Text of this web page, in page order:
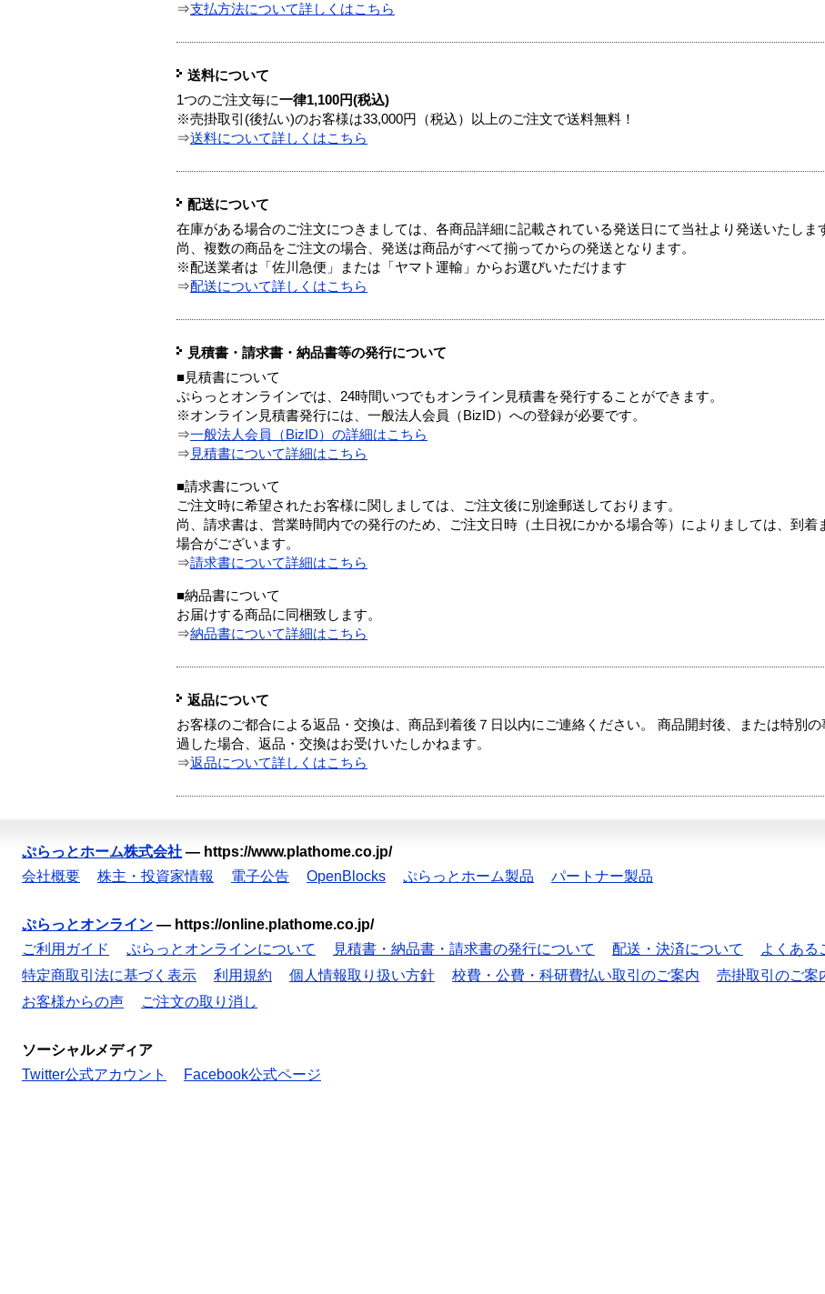
⇒支払方法について詳しくはこちら
送料について
1つのご注文毎に一律1,100円(税込)
※売掛取引(後払い)のお客様は33,000円（税込）以上のご注文で送料無料！
⇒送料について詳しくはこちら
配送について
在庫がある場合のご注文につきましては、各商品詳細に記載されている発送日にて当社より発送いたしま
尚、複数の商品をご注文の場合、発送は商品がすべて揃ってからの発送となります。
※配送業者は「佐川急便」または「ヤマト運輸」からお選びいただけます
⇒配送について詳しくはこちら
見積書・請求書・納品書等の発行について
■見積書について
ぷらっとオンラインでは、24時間いつでもオンライン見積書を発行することができます。
※オンライン見積書発行には、一般法人会員（BizID）への登録が必要です。
⇒一般法人会員（BizID）の詳細はこちら
⇒ 見積書について詳細はこちら
■請求書について
ご注文時に希望されたお客様に関しましては、ご注文後に別途郵送しております。
尚、請求書は、営業時間内での発行のため、ご注文日時（土日祝にかかる場合等）によりましては、到着
場合がございます。
⇒請求書について詳細はこちら
■納品書について
お届けする商品に同梱致します。
⇒納品書について詳細はこちら
返品について
お客様のご都合による返品・交換は、商品到着後７日以内にご連絡ください。 商品開封後、または特別
過した場合、返品・交換はお受けいたしかねます。
⇒返品について詳しくはこちら
ぷらっとホーム株式会社 — https://www.plathome.co.jp/
会社概要
株主・投資家情報 電子公告 OpenBlocks ぷらっとホーム製品 パートナー製品
ぷらっとオンライン — https://online.plathome.co.jp/
ご利用ガイド
ぷらっとオンラインについて 見積書・納品書・請求書の発行について 配送・決済について
よくある
特定商取引法に基づく表示
利用規約 個人情報取り扱い方針 校費・公費・科研費払い取引のご案内 売掛取引のご案
お客様からの声
ご注文の取り消し
ソーシャルメディア
Twitter公式アカウント
Facebook公式ページ